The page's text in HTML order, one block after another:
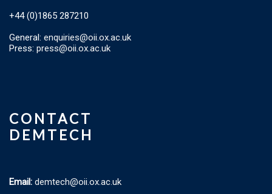
+44 (0)1865 287210
General: enquiries@oii.ox.ac.uk
Press: press@oii.ox.ac.uk
CONTACT
DEMTECH
Email: demtech@oii.ox.ac.uk